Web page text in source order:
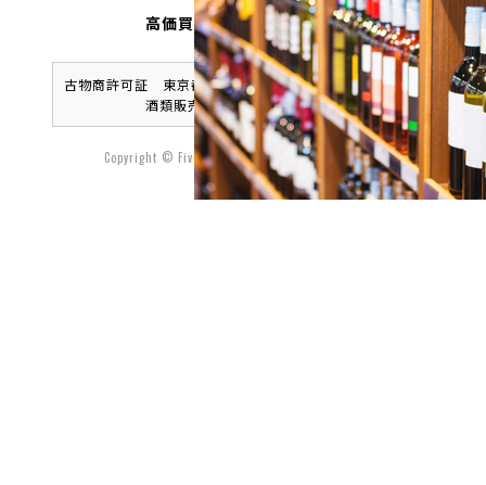
高価買取となるお酒の特徴
古物商許可証 東京都公安委員会 第307731104330号
酒類販売業免許 本所法 186
Copyright © FiveNeeds Inc. All Rights Reserved.